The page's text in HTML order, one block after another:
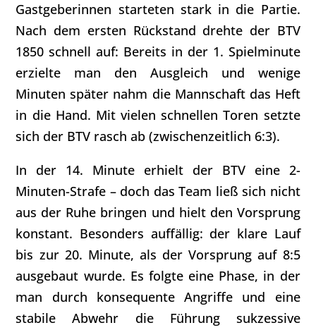
Gastgeberinnen starteten stark in die Partie.
Nach dem ersten Rückstand drehte der BTV
1850 schnell auf: Bereits in der 1. Spielminute
erzielte man den Ausgleich und wenige
Minuten später nahm die Mannschaft das Heft
in die Hand. Mit vielen schnellen Toren setzte
sich der BTV rasch ab (zwischenzeitlich 6:3).
In der 14. Minute erhielt der BTV eine 2-
Minuten-Strafe – doch das Team ließ sich nicht
aus der Ruhe bringen und hielt den Vorsprung
konstant. Besonders auffällig: der klare Lauf
bis zur 20. Minute, als der Vorsprung auf 8:5
ausgebaut wurde. Es folgte eine Phase, in der
man durch konsequente Angriffe und eine
stabile Abwehr die Führung sukzessive